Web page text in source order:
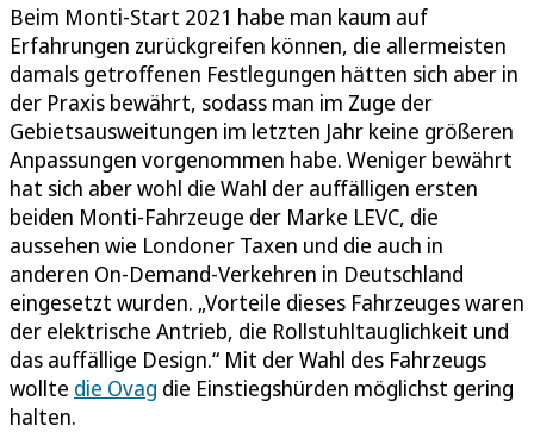
Beim Monti-Start 2021 habe man kaum auf
Erfahrungen zurückgreifen können, die allermeisten
damals getroffenen Festlegungen hätten sich aber in
der Praxis bewährt, sodass man im Zuge der
Gebietsausweitungen im letzten Jahr keine größeren
Anpassungen vorgenommen habe. Weniger bewährt
hat sich aber wohl die Wahl der auffälligen ersten
beiden Monti-Fahrzeuge der Marke LEVC, die
aussehen wie Londoner Taxen und die auch in
anderen On-Demand-Verkehren in Deutschland
eingesetzt wurden. „Vorteile dieses Fahrzeuges waren
der elektrische Antrieb, die Rollstuhltauglichkeit und
das auffällige Design.“ Mit der Wahl des Fahrzeugs
wollte die Ovag die Einstiegshürden möglichst gering
halten.